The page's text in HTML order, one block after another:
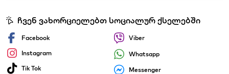
ჩვენ ვახორციელებთ სოციალურ ქსელებში
Facebook
Instagram
Tik Tok
Viber
Whatsapp
Messenger